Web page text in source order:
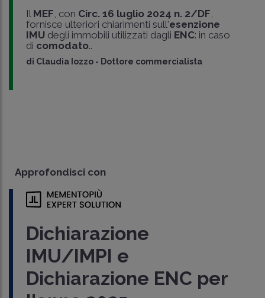
Il MEF, con Circ. 16 luglio 2024 n. 2/DF,
fornisce ulteriori chiarimenti sull'esenzione
IMU degli immobili utilizzati dagli ENC: in caso
di comodato..
di Claudia Iozzo - Dottore commercialista
Approfondisci con
Dichiarazione
IMU/IMPI e
Dichiarazione ENC per